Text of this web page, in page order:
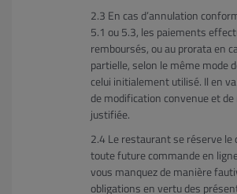
En cas d’annulation
5.1 ou 5.3, les paiements
remboursés, ou au prorata en
partielle, selon le même mode
celui initialement utilisé. Il en
de modification convenue et
justifiée.
Le restaurant se réserve le
toute future commande en
vous manquez de manière
obligations en vertu des